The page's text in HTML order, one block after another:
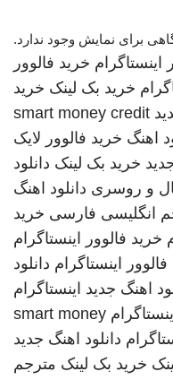
برای نمایش وجود ندارد.
اینستاگرام خرید فالوور
خرید بک لینک خرید
smart money credit
اهنگ خرید فالوور لایک
خرید بک لینک دانلود
و روسری دانلود اهنگ
انگلیسی فارسی خرید
خرید فالوور اینستاگرام
اینستاگرام دانلود
اهنگ جدید اینستاگرام
smart money
دانلود اهنگ جدید
خرید بک لینک مترجم